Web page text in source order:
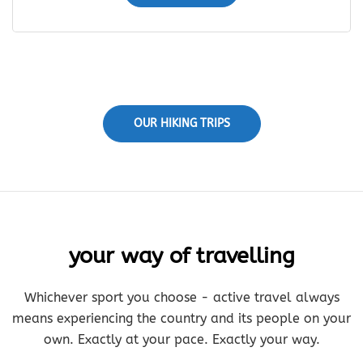
OUR HIKING TRIPS
your way of travelling
Whichever sport you choose - active travel always
means experiencing the country and its people on your
own. Exactly at your pace. Exactly your way.